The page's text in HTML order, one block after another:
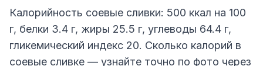
Калорийность соевые сливки: 500 ккал на 100
г, белки 3.4 г, жиры 25.5 г, углеводы 64.4 г,
гликемический индекс 20. Сколько калорий в
соевые сливке — узнайте точно по фото через